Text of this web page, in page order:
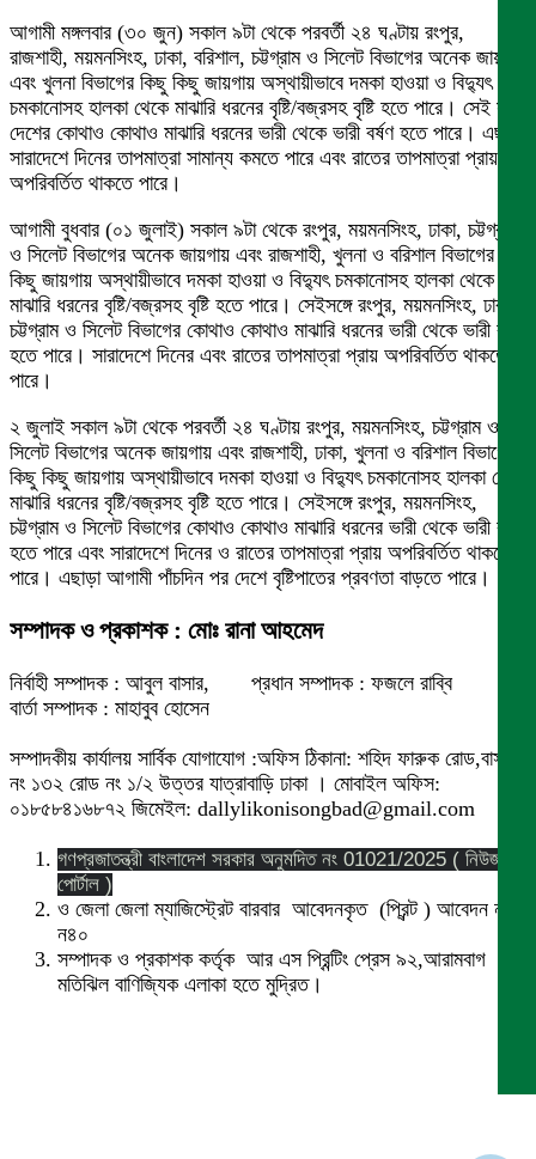
আগামী মঙ্গলবার (৩০ জুন) সকাল ৯টা থেকে পরবর্তী ২৪ ঘণ্টায় রংপুর,
রাজশাহী, ময়মনসিংহ, ঢাকা, বরিশাল, চট্টগ্রাম ও সিলেট বিভাগের অনেক জায়গায়
এবং খুলনা বিভাগের কিছু কিছু জায়গায় অস্থায়ীভাবে দমকা হাওয়া ও বিদ্যুৎ
চমকানোসহ হালকা থেকে মাঝারি ধরনের বৃষ্টি/বজ্রসহ বৃষ্টি হতে পারে। সেই সঙ্গে
দেশের কোথাও কোথাও মাঝারি ধরনের ভারী থেকে ভারী বর্ষণ হতে পারে। এছাড়া
সারাদেশে দিনের তাপমাত্রা সামান্য কমতে পারে এবং রাতের তাপমাত্রা প্রায়
অপরিবর্তিত থাকতে পারে।
আগামী বুধবার (০১ জুলাই) সকাল ৯টা থেকে রংপুর, ময়মনসিংহ, ঢাকা, চট্টগ্রাম
ও সিলেট বিভাগের অনেক জায়গায় এবং রাজশাহী, খুলনা ও বরিশাল বিভাগের কিছু
কিছু জায়গায় অস্থায়ীভাবে দমকা হাওয়া ও বিদ্যুৎ চমকানোসহ হালকা থেকে
মাঝারি ধরনের বৃষ্টি/বজ্রসহ বৃষ্টি হতে পারে। সেইসঙ্গে রংপুর, ময়মনসিংহ, ঢাকা,
চট্টগ্রাম ও সিলেট বিভাগের কোথাও কোথাও মাঝারি ধরনের ভারী থেকে ভারী বর্ষণ
হতে পারে। সারাদেশে দিনের এবং রাতের তাপমাত্রা প্রায় অপরিবর্তিত থাকতে
পারে।
২ জুলাই সকাল ৯টা থেকে পরবর্তী ২৪ ঘণ্টায় রংপুর, ময়মনসিংহ, চট্টগ্রাম ও
সিলেট বিভাগের অনেক জায়গায় এবং রাজশাহী, ঢাকা, খুলনা ও বরিশাল বিভাগের
কিছু কিছু জায়গায় অস্থায়ীভাবে দমকা হাওয়া ও বিদ্যুৎ চমকানোসহ হালকা থেকে
মাঝারি ধরনের বৃষ্টি/বজ্রসহ বৃষ্টি হতে পারে। সেইসঙ্গে রংপুর, ময়মনসিংহ,
চট্টগ্রাম ও সিলেট বিভাগের কোথাও কোথাও মাঝারি ধরনের ভারী থেকে ভারী বর্ষণ
হতে পারে এবং সারাদেশে দিনের ও রাতের তাপমাত্রা প্রায় অপরিবর্তিত থাকতে
পারে। এছাড়া আগামী পাঁচদিন পর দেশে বৃষ্টিপাতের প্রবণতা বাড়তে পারে।
সম্পাদক ও প্রকাশক : মোঃ রানা আহমেদ
নির্বাহী সম্পাদক : আবুল বাসার, প্রধান সম্পাদক : ফজলে রাব্বি
বার্তা সম্পাদক : মাহাবুব হোসেন
সম্পাদকীয় কার্যালয় সার্বিক যোগাযোগ :অফিস ঠিকানা: শহিদ ফারুক রোড,বাসা
নং ১৩২ রোড নং ১/২ উত্তর যাত্রাবাড়ি ঢাকা । মোবাইল অফিস:
০১৮৫৮৪১৬৮৭২ জিমেইল: dallylikonisongbad@gmail.com
গণপ্রজাতন্ত্রী বাংলাদেশ সরকার অনুমদিত নং 01021/2025 ( নিউজ
পোর্টাল )
ও জেলা জেলা ম্যাজিস্ট্রেট বারবার আবেদনকৃত (প্রিন্ট ) আবেদন নং
ন৪০
সম্পাদক ও প্রকাশক কর্তৃক আর এস প্রিন্টিং প্রেস ৯২,আরামবাগ
মতিঝিল বাণিজ্যিক এলাকা হতে মুদ্রিত।